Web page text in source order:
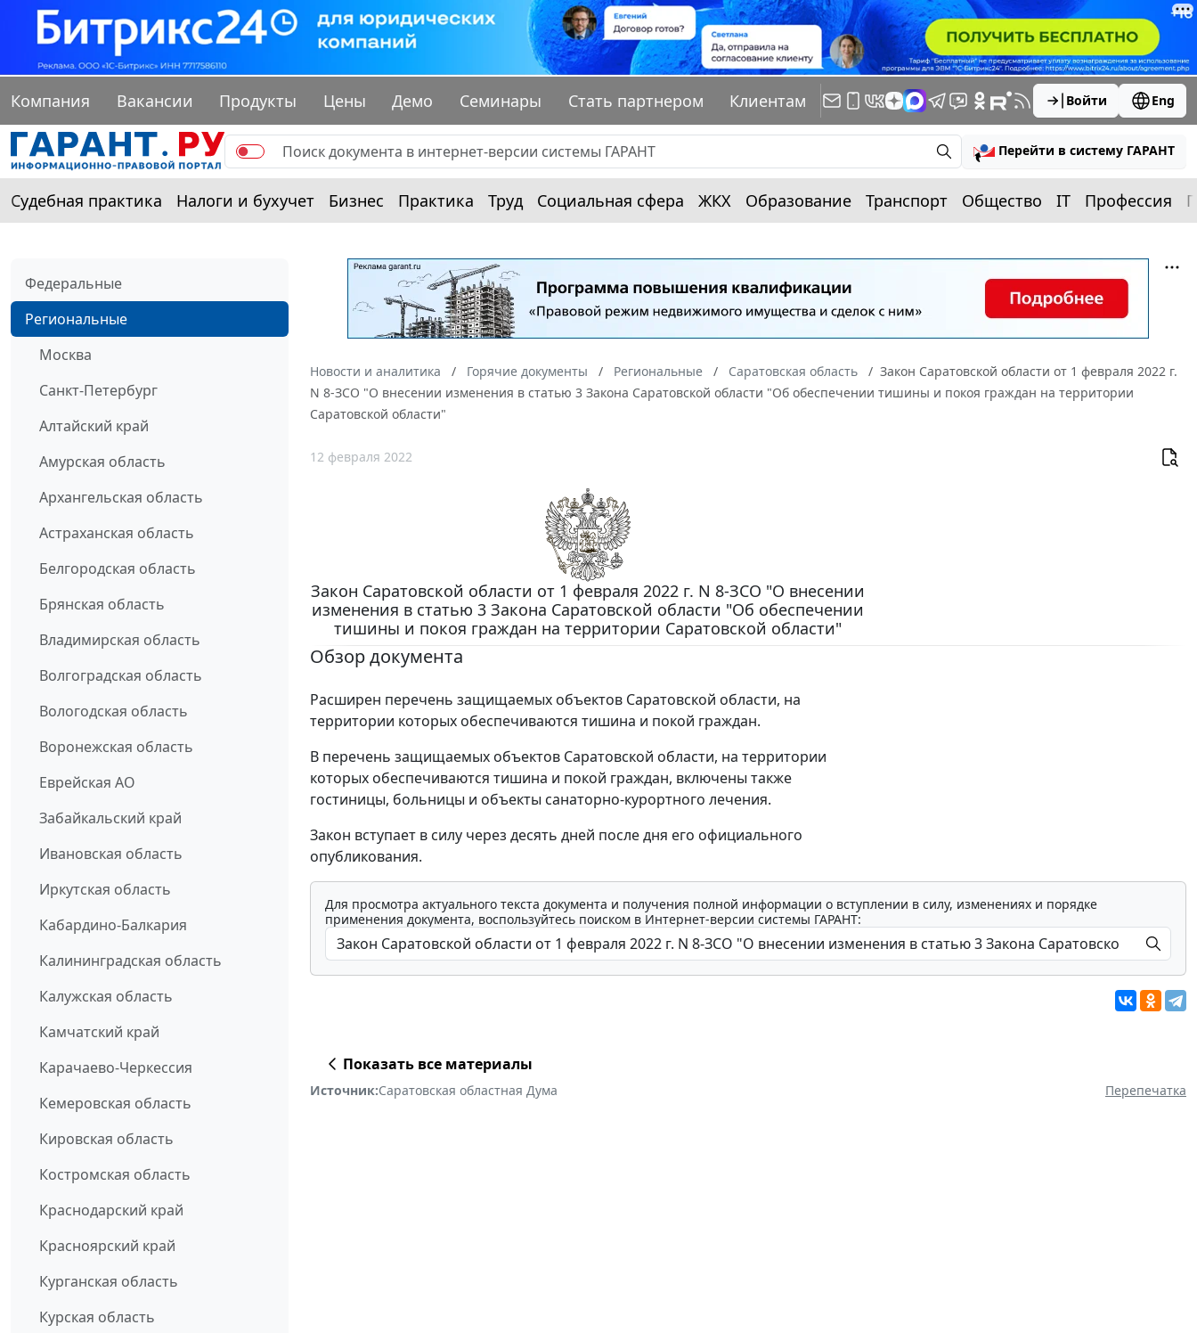
Компания Вакансии Продукты Цены Демо Семинары Стать партнером Клиентам Войти Eng
Перейти в систему ГАРАНТ
Судебная практика Налоги и бухучет Бизнес Практика Труд Социальная сфера ЖКХ Образование Транспорт Общество IT Профессия
Федеральные
Региональные
Москва
Санкт-Петербург
Алтайский край
Амурская область
Архангельская область
Астраханская область
Белгородская область
Брянская область
Владимирская область
Волгоградская область
Вологодская область
Воронежская область
Еврейская АО
Забайкальский край
Ивановская область
Иркутская область
Кабардино-Балкария
Калининградская область
Калужская область
Камчатский край
Карачаево-Черкессия
Кемеровская область
Кировская область
Костромская область
Краснодарский край
Красноярский край
Курганская область
Курская область
Новости и аналитика Горячие документы Региональные Саратовская область
Закон Саратовской области от 1 февраля 2022 г.
N 8-ЗСО "О внесении изменения в статью 3 Закона Саратовской области "Об обеспечении тишины и покоя граждан на территории
Саратовской области"
12 февраля 2022
Закон Саратовской области от 1 февраля 2022 г. N 8-ЗСО "О внесении
изменения в статью 3 Закона Саратовской области "Об обеспечении
тишины и покоя граждан на территории Саратовской области"
Обзор документа
Расширен перечень защищаемых объектов Саратовской области, на
территории которых обеспечиваются тишина и покой граждан.
В перечень защищаемых объектов Саратовской области, на территории
которых обеспечиваются тишина и покой граждан, включены также
гостиницы, больницы и объекты санаторно-курортного лечения.
Закон вступает в силу через десять дней после дня его официального
опубликования.
Для просмотра актуального текста документа и получения полной информации о вступлении в силу, изменениях и порядке
применения документа, воспользуйтесь поиском в Интернет-версии системы ГАРАНТ:
Показать все материалы
Источник:Саратовская областная Дума Перепечатка